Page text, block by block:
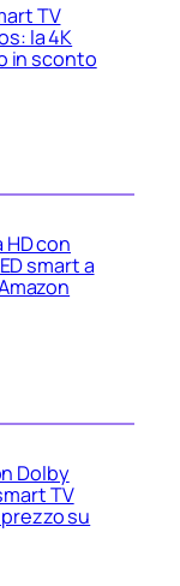
TV
la 4K
in sconto
HD con
smart a
Dolby
TV
su